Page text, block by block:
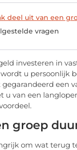
deel uit van een
vragen
investeren in
u persoonlijk
een
van een
groep
om wat terug